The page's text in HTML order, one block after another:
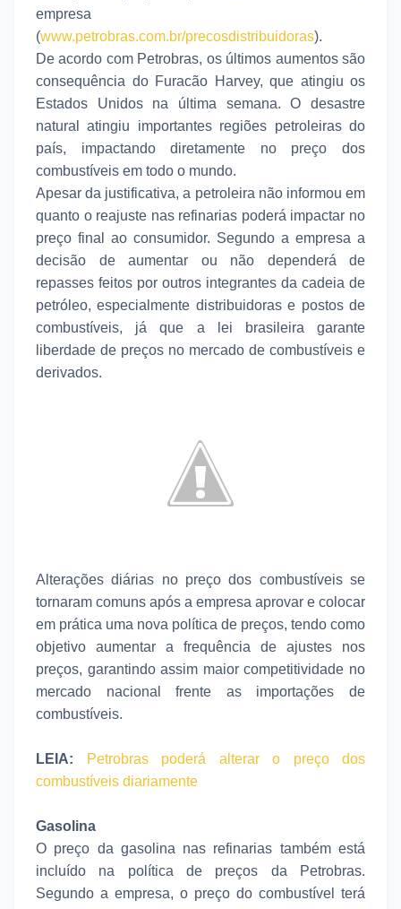
empresa
(www.petrobras.com.br/precosdistribuidoras).
De acordo com Petrobras, os últimos aumentos são
consequência do Furacão Harvey, que atingiu os
Estados Unidos na última semana. O desastre
natural atingiu importantes regiões petroleiras do
país, impactando diretamente no preço dos
combustíveis em todo o mundo.
Apesar da justificativa, a petroleira não informou em
quanto o reajuste nas refinarias poderá impactar no
preço final ao consumidor. Segundo a empresa a
decisão de aumentar ou não dependerá de
repasses feitos por outros integrantes da cadeia de
petróleo, especialmente distribuidoras e postos de
combustíveis, já que a lei brasileira garante
liberdade de preços no mercado de combustíveis e
derivados.
Alterações diárias no preço dos combustíveis se
tornaram comuns após a empresa aprovar e colocar
em prática uma nova política de preços, tendo como
objetivo aumentar a frequência de ajustes nos
preços, garantindo assim maior competitividade no
mercado nacional frente as importações de
combustíveis.
LEIA:
Petrobras poderá alterar o preço dos
combustíveis diariamente
Gasolina
O preço da gasolina nas refinarias também está
incluído na política de preços da Petrobras.
Segundo a empresa, o preço do combustível terá